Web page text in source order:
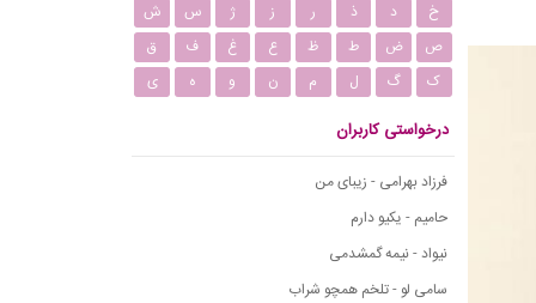
خ
د ذ ر ز ژ س
ش
ص
ض ط ظ ع غ ف
ق
ک
گ ل م ن و ه ی
درخواستی کاربران
فرزاد بهرامی - زیبای من
حامیم - یکیو دارم
نیواد - نیمه گمشدمی
سامی لو - تلخم همچو شراب